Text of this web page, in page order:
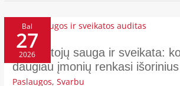
Bal
27
2026
Darbuotojų sauga ir sveikata:
daugiau įmonių renkasi
Paslaugos,Svarbu
DARBUOTOJŲ
SAUGA
IR
SVEIKATA:
KODĖL
VIS
DAUGIAU
ĮMONIŲ
RENKASI
IŠORINIUS
SPECIALISTUS?